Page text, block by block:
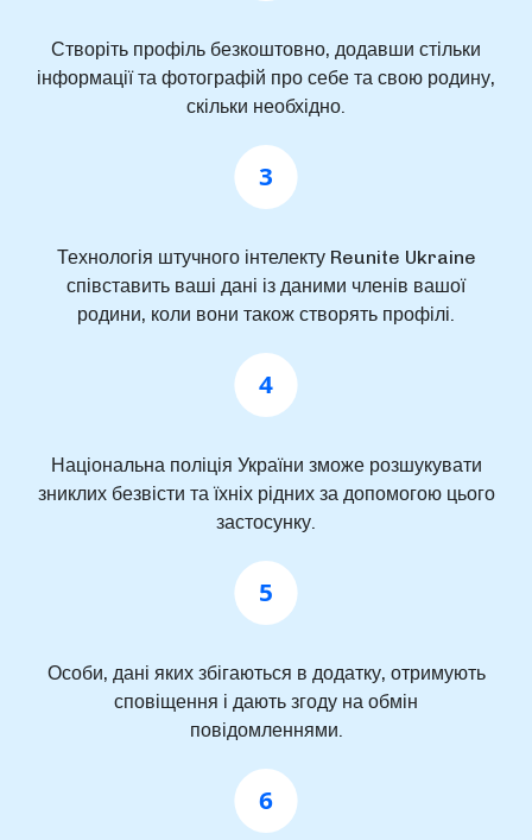
Створіть профіль безкоштовно, додавши стільки
інформації та фотографій про себе та свою родину,
скільки необхідно.
3
Технологія штучного інтелекту Reunite Ukraine
співставить ваші дані із даними членів вашої
родини, коли вони також створять профілі.
4
Національна поліція України зможе розшукувати
зниклих безвісти та їхніх рідних за допомогою цього
застосунку.
5
Особи, дані яких збігаються в додатку, отримують
сповіщення і дають згоду на обмін
повідомленнями.
6